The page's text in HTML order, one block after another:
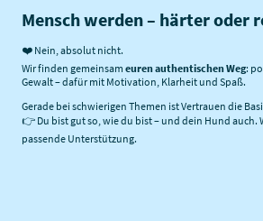
Mensch werden – härter oder
❤️ Nein, absolut nicht.
Wir finden gemeinsam euren authentischen Weg:
Gewalt – dafür mit Motivation, Klarheit und Spaß.
Gerade bei schwierigen Themen ist Vertrauen die
👉 Du bist gut so, wie du bist – und dein Hund auch.
passende Unterstützung.